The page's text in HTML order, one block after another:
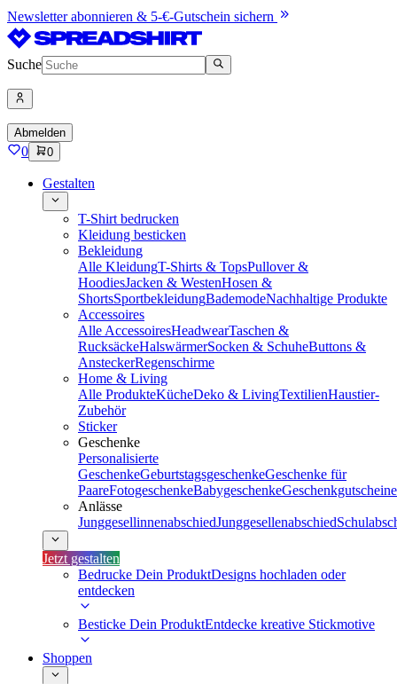
Newsletter abonnieren & 5-€-Gutschein sichern
Suche
Abmelden
0 0
Gestalten
T-Shirt bedrucken
Kleidung besticken
Bekleidung
Alle KleidungT-Shirts & TopsPullover &
HoodiesJacken & WestenHosen &
ShortsSportbekleidungBademodeNachhaltige Produkte
Accessoires
Alle AccessoiresHeadwearTaschen &
RucksäckeHalswärmerSocken & SchuheButtons &
AnsteckerRegenschirme
Home & Living
Alle ProdukteKücheDeko & LivingTextilienHaustier-
Zubehör
Sticker
Geschenke
Personalisierte
GeschenkeGeburtstagsgeschenkeGeschenke für
PaareFotogeschenkeBabygeschenkeGeschenkgutscheine
Anlässe
JunggesellinnenabschiedJunggesellenabschied
Jetzt gestalten
Bedrucke Dein ProduktDesigns hochladen oder
entdecken
Besticke Dein ProduktEntdecke kreative Stickmotive
Shoppen